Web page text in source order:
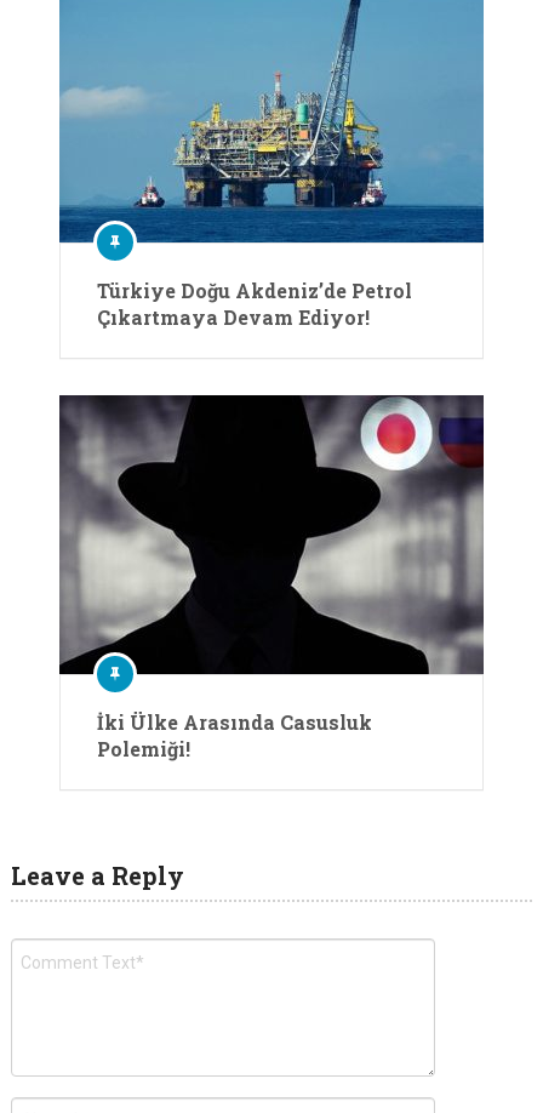
Türkiye Doğu Akdeniz’de Petrol
Çıkartmaya Devam Ediyor!
İki Ülke Arasında Casusluk
Polemiği!
Leave a Reply